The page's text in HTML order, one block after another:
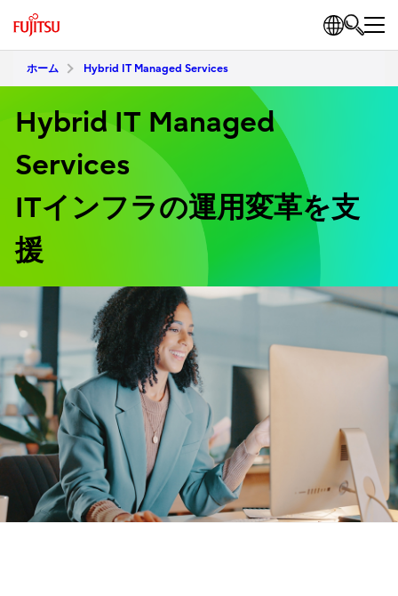
ホーム Hybrid IT Managed Services
Hybrid IT Managed
Services
ITインフラの運用変革を支
援